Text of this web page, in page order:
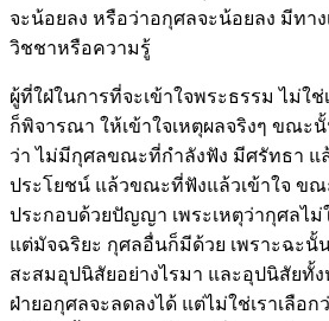
จะน้อยลง หรือว่าอกุศลจะน้อยลง มีทา
วิชชาหรือความรู้
ผู้ที่ใฝ่ในการที่จะเข้าใจพระธรรม ไม่ใ
ก็พิจารณา ให้เข้าใจเหตุผลจริงๆ ขณะ
ว่า ไม่มีกุศลขณะที่กำลังฟัง มีศรัทธา แ
ประโยชน์ แล้วขณะที่ฟังแล้วเข้าใจ ข
ประกอบด้วยปัญญา เพระเหตุว่ากุศลไ
แต่มัจฉริยะ กุศลอื่นก็มีด้วย เพราะฉะนั้
สะสมอุปนิสัยอย่างไรมา และอุปนิสัยทั้
ฝ่ายอกุศลจะลดลงได้ แต่ไม่ใช่เราเลือก